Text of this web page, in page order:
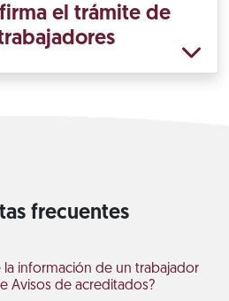
el trámite de
frecuentes
la información de un trabajador
Avisos de acreditados?